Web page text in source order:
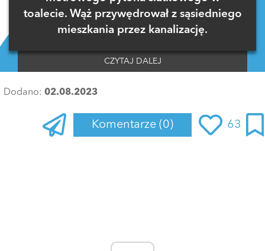
toalecie. Wąż przywędrował z sąsiedniego
mieszkania przez kanalizację.
CZYTAJ DALEJ
Dodano: 02.08.2023
Komentarze (0) 63